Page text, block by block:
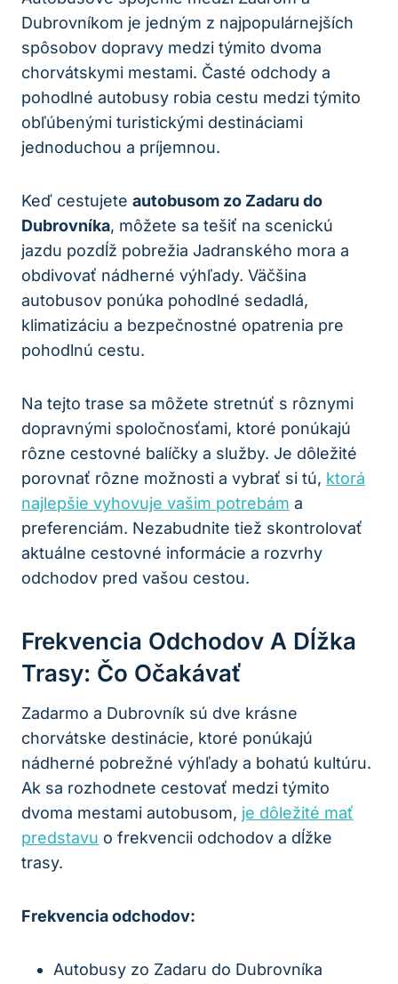
Dubrovníkom je jedným z najpopulárnejších
spôsobov dopravy medzi týmito dvoma
chorvátskymi mestami. Časté odchody a
pohodlné autobusy robia cestu medzi týmito
obľúbenými turistickými destináciami
jednoduchou a príjemnou.
Keď cestujete autobusom zo Zadaru do
Dubrovníka, môžete sa tešiť na scenickú
jazdu pozdĺž pobrežia Jadranského mora a
obdivovať nádherné výhľady. Väčšina
autobusov ponúka pohodlné sedadlá,
klimatizáciu a bezpečnostné opatrenia pre
pohodlnú cestu.
Na tejto trase sa môžete stretnúť s rôznymi
dopravnými spoločnosťami, ktoré ponúkajú
rôzne cestovné balíčky a služby. Je dôležité
porovnať rôzne možnosti a vybrať si tú, ktorá
najlepšie vyhovuje vašim potrebám a
preferenciám. Nezabudnite tiež skontrolovať
aktuálne cestovné informácie a rozvrhy
odchodov pred vašou cestou.
Frekvencia Odchodov A Dĺžka
Trasy: Čo Očakávať
Zadarmo a Dubrovník sú dve krásne
chorvátske destinácie, ktoré ponúkajú
nádherné pobrežné výhľady a bohatú kultúru.
Ak sa rozhodnete cestovať medzi týmito
dvoma mestami autobusom, je dôležité mať
predstavu o frekvencii odchodov a dĺžke
trasy.
Frekvencia odchodov:
Autobusy zo Zadaru do Dubrovníka